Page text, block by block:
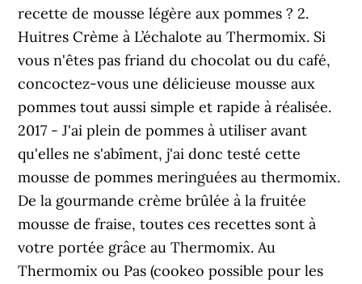
recette de mousse légère aux pommes ? 2.
Huitres Crème à L’échalote au Thermomix. Si
vous n'êtes pas friand du chocolat ou du café,
concoctez-vous une délicieuse mousse aux
pommes tout aussi simple et rapide à réalisée.
2017 - J'ai plein de pommes à utiliser avant
qu'elles ne s'abîment, j'ai donc testé cette
mousse de pommes meringuées au thermomix.
De la gourmande crème brûlée à la fruitée
mousse de fraise, toutes ces recettes sont à
votre portée grâce au Thermomix. Au
Thermomix ou Pas (cookeo possible pour les